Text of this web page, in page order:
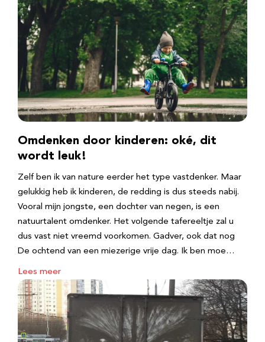
Omdenken door kinderen: oké, dit
wordt leuk!
Zelf ben ik van nature eerder het type vastdenker. Maar
gelukkig heb ik kinderen, de redding is dus steeds nabij.
Vooral mijn jongste, een dochter van negen, is een
natuurtalent omdenker. Het volgende tafereeltje zal u
dus vast niet vreemd voorkomen. Gadver, ook dat nog
De ochtend van een miezerige vrije dag. Ik ben moe…
Lees meer